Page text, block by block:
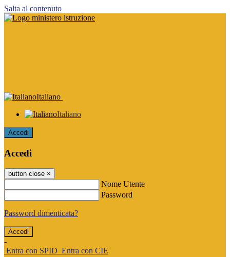
Salta al contenuto
Italiano
Italiano
Accedi
Accedi
button close ×
Nome Utente
Password
Password dimenticata?
-
Entra con SPID Entra con CIE